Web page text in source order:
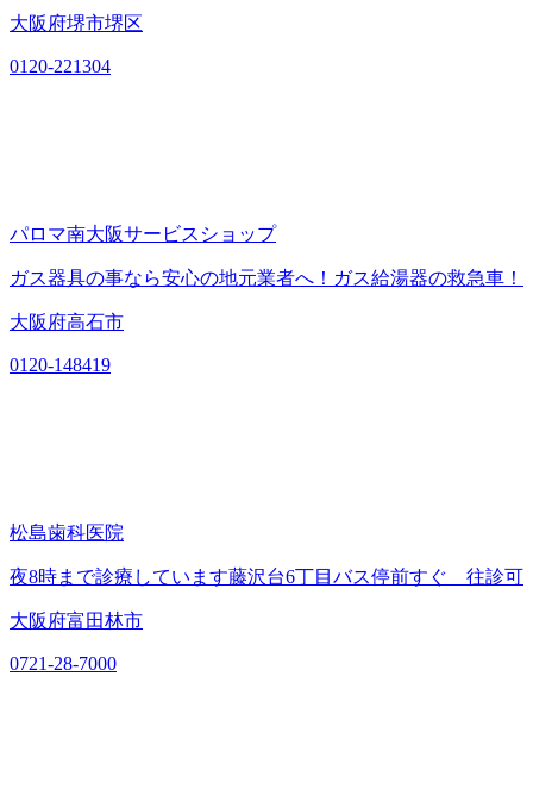
大阪府堺市堺区
0120-221304
パロマ南大阪サービスショップ
ガス器具の事なら安心の地元業者へ！ガス給湯器の救急車！
大阪府高石市
0120-148419
松島歯科医院
夜8時まで診療しています藤沢台6丁目バス停前すぐ 往診可
大阪府富田林市
0721-28-7000